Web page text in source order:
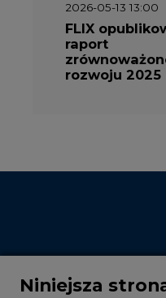
2026-05-13 13:00
FLIX
raport
rozwoju 2025
Niniejsza